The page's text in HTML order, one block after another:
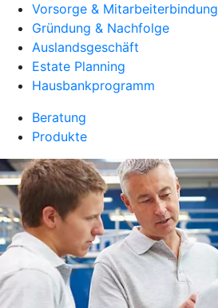
Vorsorge & Mitarbeiterbindung
Gründung & Nachfolge
Auslandsgeschäft
Estate Planning
Hausbankprogramm
Beratung
Produkte